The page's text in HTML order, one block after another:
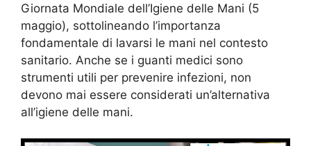
Giornata Mondiale dell’Igiene delle Mani (5
maggio), sottolineando l’importanza
fondamentale di lavarsi le mani nel contesto
sanitario. Anche se i guanti medici sono
strumenti utili per prevenire infezioni, non
devono mai essere considerati un’alternativa
all’igiene delle mani.